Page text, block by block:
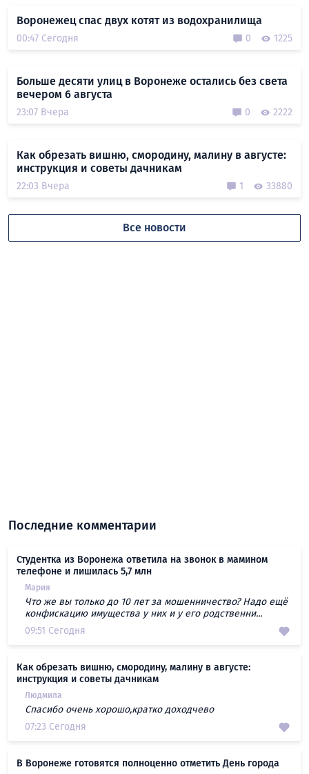
Воронежец спас двух котят из водохранилища
00:47 Сегодня 0 1225
Больше десяти улиц в Воронеже остались без света
вечером 6 августа
23:07 Вчера 0 2222
Как обрезать вишню, смородину, малину в августе:
инструкция и советы дачникам
22:03 Вчера 1 33880
Все новости
Последние комментарии
Студентка из Воронежа ответила на звонок в мамином
телефоне и лишилась 5,7 млн
Мария
Что же вы только до 10 лет за мошенничество? Надо ещё
конфискацию имущества у них и у его родственни...
09:51 Сегодня
Как обрезать вишню, смородину, малину в августе:
инструкция и советы дачникам
Людмила
Спасибо очень хорошо,кратко доходчево
07:23 Сегодня
В Воронеже готовятся полноценно отметить День города